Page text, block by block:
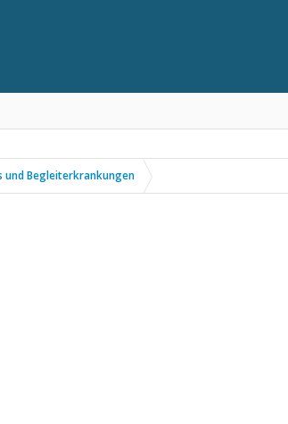
und Begleiterkrankungen